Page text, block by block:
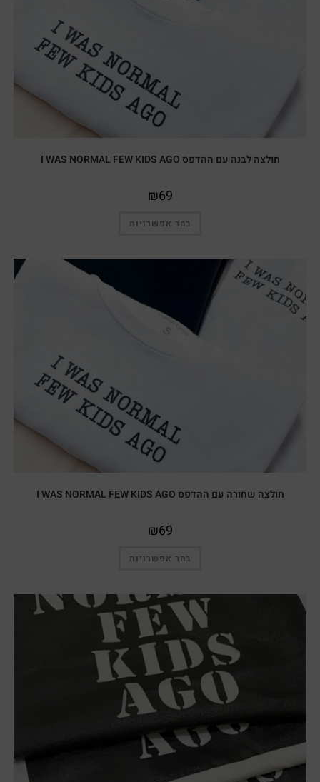
חולצה לבנה עם ההדפס I WAS NORMAL FEW KIDS AGO
₪69
בחר אפשרויות
חולצה שחורה עם ההדפס I WAS NORMAL FEW KIDS AGO
₪69
בחר אפשרויות